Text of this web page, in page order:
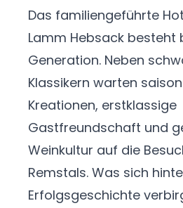
Das familiengeführte
Lamm Hebsack besteht
Generation. Neben
Klassikern warten
Kreationen, erstklassige
Gastfreundschaft und
Weinkultur auf die
Remstals. Was sich
Erfolgsgeschichte